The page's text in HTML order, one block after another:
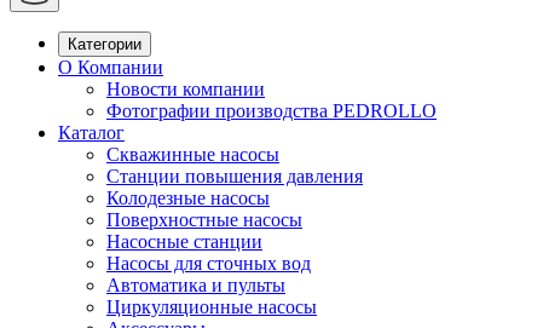
Категории
О Компании
Новости компании
Фотографии производства PEDROLLO
Каталог
Скважинные насосы
Станции повышения давления
Колодезные насосы
Поверхностные насосы
Насосные станции
Насосы для сточных вод
Автоматика и пульты
Циркуляционные насосы